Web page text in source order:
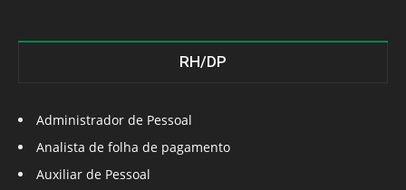
RH/DP
Administrador de Pessoal
Analista de folha de pagamento
Auxiliar de Pessoal